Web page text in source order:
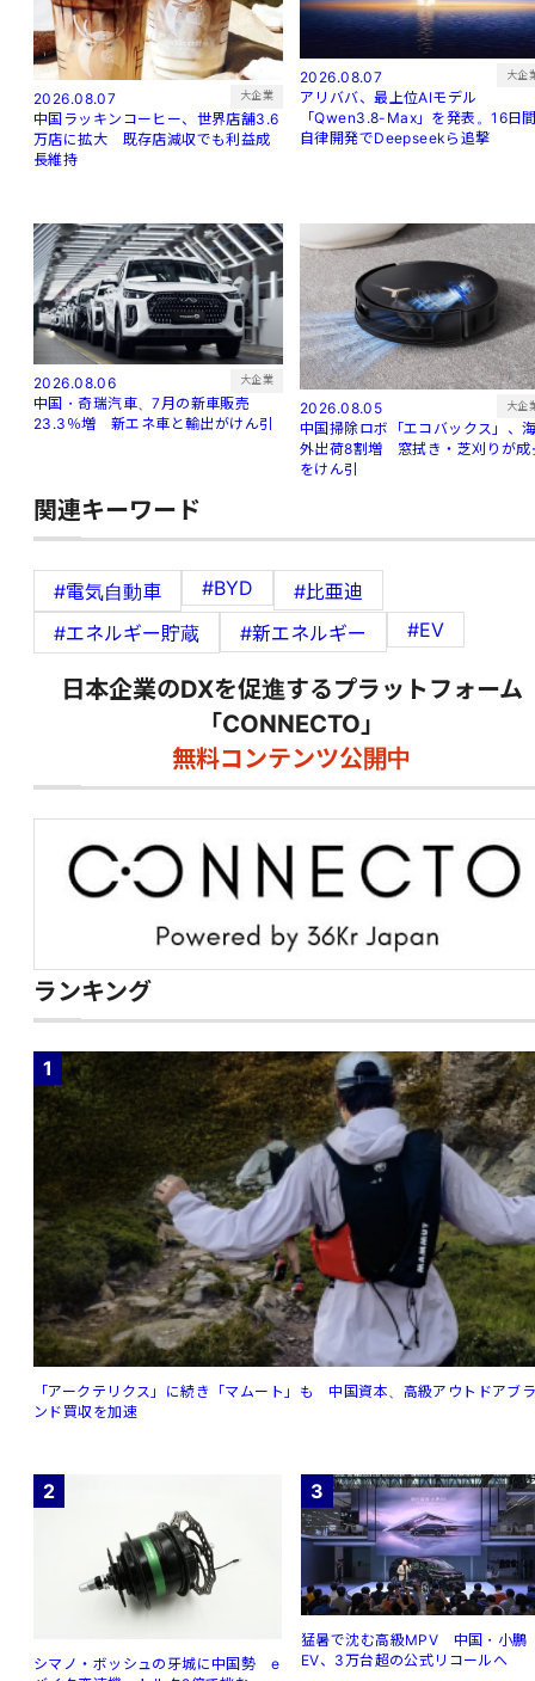
2026.08.07 大企業
中国ラッキンコーヒー、世界店舗3.6
万店に拡大 既存店減収でも利益成
長維持
2026.08.07 大企
アリババ、最上位AIモデル
「Qwen3.8-Max」を発表。16日
自律開発でDeepseekら追撃
2026.08.06 大企業
中国・奇瑞汽車、7月の新車販売
23.3％増 新エネ車と輸出がけん引
2026.08.05 大企
中国掃除ロボ「エコバックス」、
外出荷8割増 窓拭き・芝刈りが成
をけん引
関連キーワード
#電気自動車 #BYD
#比亜迪
#エネルギー貯蔵
#新エネルギー #EV
日本企業のDXを促進するプラットフォーム
「CONNECTO」
無料コンテンツ公開中
ランキング
1
「アークテリクス」に続き「マムート」も 中国資本、高級アウトドアブ
ンド買収を加速
2
シマノ・ボッシュの牙城に中国勢 e
3
猛暑で沈む高級MPV 中国・小鵬
EV、3万台超の公式リコールへ